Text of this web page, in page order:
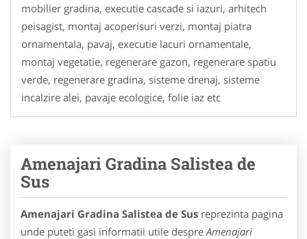
mobilier gradina, executie cascade si iazuri, arhitech
peisagist, montaj acoperisuri verzi, montaj piatra
ornamentala, pavaj, executie lacuri ornamentale,
montaj vegetatie, regenerare gazon, regenerare spatiu
verde, regenerare gradina, sisteme drenaj, sisteme
incalzire alei, pavaje ecologice, folie iaz etc
Amenajari Gradina Salistea de
Sus
Amenajari Gradina Salistea de Sus reprezinta pagina
unde puteti gasi informatii utile despre Amenajari